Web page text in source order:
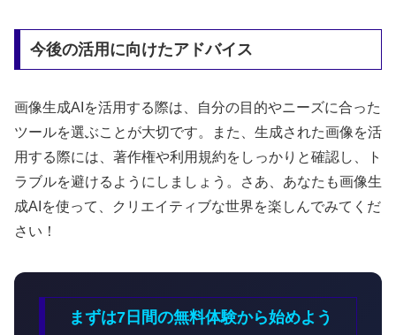
今後の活用に向けたアドバイス
画像生成AIを活用する際は、自分の目的やニーズに合った
ツールを選ぶことが大切です。また、生成された画像を活
用する際には、著作権や利用規約をしっかりと確認し、ト
ラブルを避けるようにしましょう。さあ、あなたも画像生
成AIを使って、クリエイティブな世界を楽しんでみてくだ
さい！
まずは7日間の無料体験から始めよう